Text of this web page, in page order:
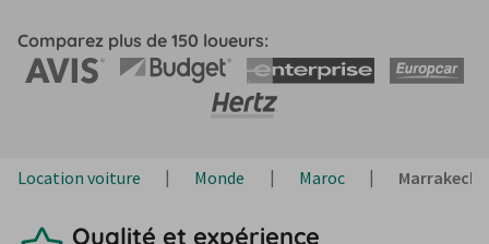
Comparez plus de 150 loueurs:
Location voiture Monde Maroc Marrakech
Qualité et expérience